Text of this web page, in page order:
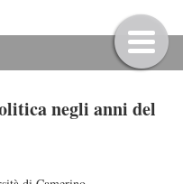
negli anni del